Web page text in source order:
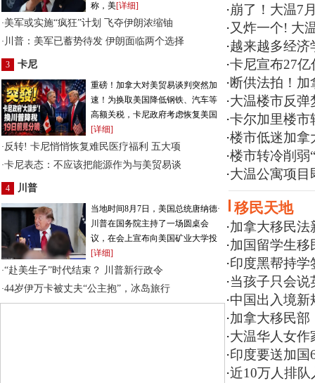
称，美[详细]
·美军或实施“疯狂”计划 飞夺伊朗浓缩铀
· 川普：美军已蓄势待发 伊朗面临两个选择
3 卡尼
重磅！加拿大对美贸易谈判突然加
速！为换取美国降低钢铁、汽车等
高额关税，卡尼政府考虑恢复美国
[详细]
·反转! 卡尼悄悄恢复难民医疗福利 五大项
·卡尼表态：不应该把能源作为与美贸易谈
4 川普
当地时间8月7日，美国总统唐纳德·
川普在国务院主持了一场圆桌会
议，在会上宣布向美国矿业大学投
[详细]
·“赴美生子”时代结束？ 川普新行政令
·44岁伊万卡被丈夫“公主抱”，冰岛旅行
·崩了！大温7
·又炸一个! 大
·越来越多经济
·卡尼宣布27
·断供法拍！加
·大温楼市反弹
·卡尔加里楼市
·楼市低迷加拿
·楼市转冷削弱
·大温公寓项目
移民天地
·加拿大移民法
·加国留学生移
·印度黑帮持学
·当孩子只会
·中国出入境新
·加拿大移民部
·大温华人女作
·印度要送加国
·近10万人排